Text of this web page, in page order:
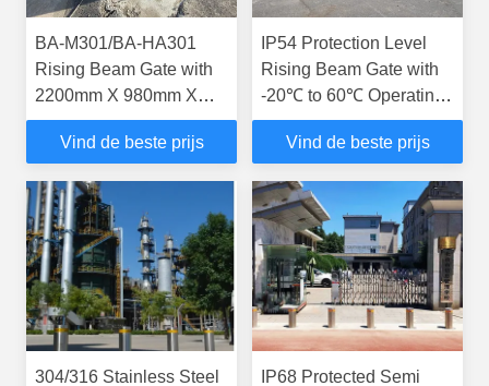
BA-M301/BA-HA301
Rising Beam Gate with
2200mm X 980mm X
120mm Dimensions and
40 Persons/min Passing
Vind de beste prijs
IP54 Protection Level
Rising Beam Gate with
-20℃ to 60℃ Operating
Temperature and ≤50
Meters Remote Control
Vind de beste prijs
304/316 Stainless Steel
IP68 Protected Semi